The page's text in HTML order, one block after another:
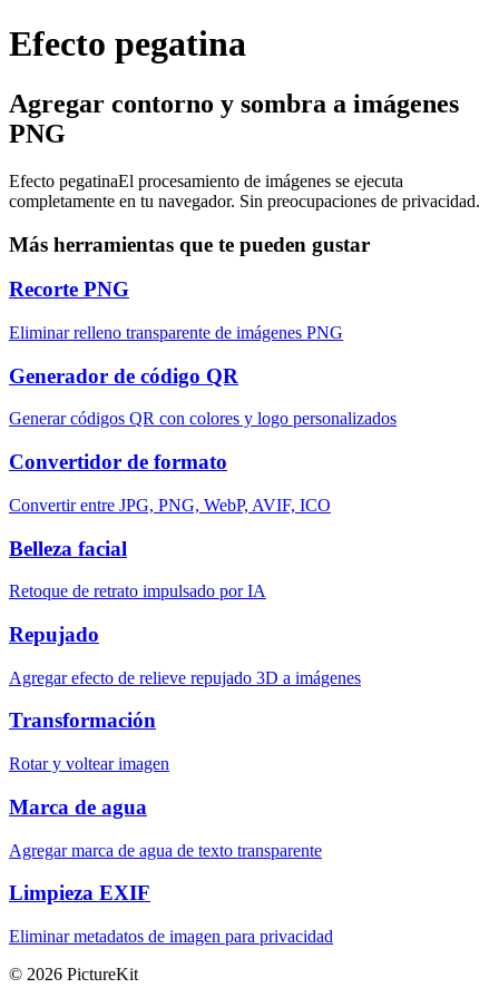
Efecto pegatina
Agregar contorno y sombra a imágenes
PNG
Efecto pegatinaEl procesamiento de imágenes se ejecuta
completamente en tu navegador. Sin preocupaciones de privacidad.
Más herramientas que te pueden gustar
Recorte PNG
Eliminar relleno transparente de imágenes PNG
Generador de código QR
Generar códigos QR con colores y logo personalizados
Convertidor de formato
Convertir entre JPG, PNG, WebP, AVIF, ICO
Belleza facial
Retoque de retrato impulsado por IA
Repujado
Agregar efecto de relieve repujado 3D a imágenes
Transformación
Rotar y voltear imagen
Marca de agua
Agregar marca de agua de texto transparente
Limpieza EXIF
Eliminar metadatos de imagen para privacidad
© 2026 PictureKit